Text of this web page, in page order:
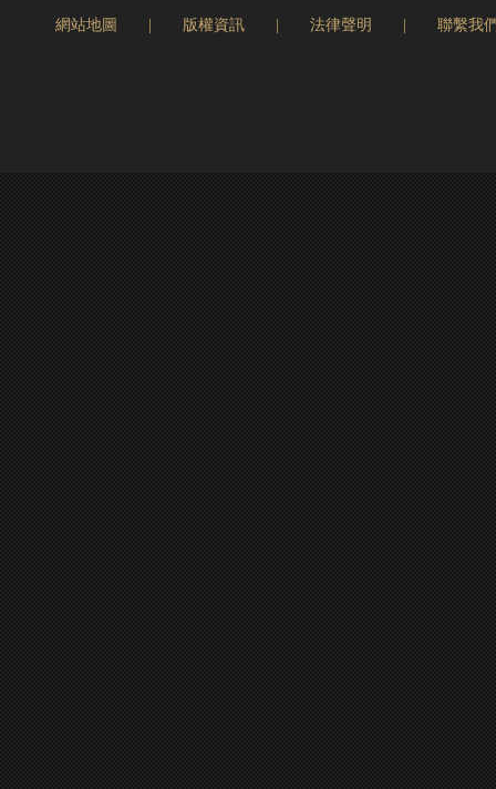
網站地圖 版權資訊 法律聲明 聯繫我